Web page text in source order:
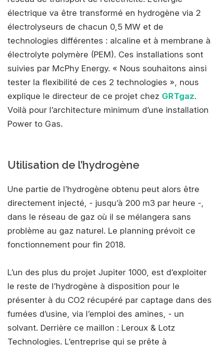
électrique va être transformé en hydrogène via 2
électrolyseurs de chacun 0,5 MW et de
technologies différentes : alcaline et à membrane à
électrolyte polymère (PEM). Ces installations sont
suivies par McPhy Energy. « Nous souhaitons ainsi
tester la flexibilité de ces 2 technologies », nous
explique le directeur de ce projet chez GRTgaz.
Voilà pour l’architecture minimum d’une installation
Power to Gas.
Utilisation de l’hydrogène
Une partie de l’hydrogène obtenu peut alors être
directement injecté, - jusqu’à 200 m3 par heure -,
dans le réseau de gaz où il se mélangera sans
problème au gaz naturel. Le planning prévoit ce
fonctionnement pour fin 2018.
L’un des plus du projet Jupiter 1000, est d’exploiter
le reste de l’hydrogène à disposition pour le
présenter à du CO2 récupéré par captage dans des
fumées d’usine, via l’emploi des amines, - un
solvant. Derrière ce maillon : Leroux & Lotz
Technologies. L’entreprise qui se prête à